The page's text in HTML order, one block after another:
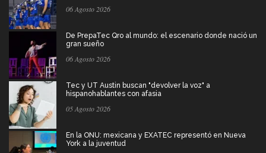
06 Agosto 2026
De PrepaTec Qro al mundo: el escenario donde nació un
gran sueño
06 Agosto 2026
Tec y UT Austin buscan "devolver la voz" a
hispanohablantes con afasia
05 Agosto 2026
En la ONU: mexicana y EXATEC representó en Nueva
York a la juventud